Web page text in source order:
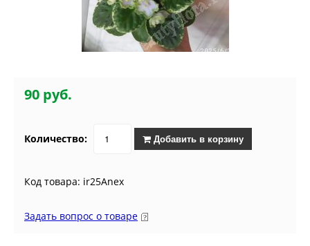
90 руб.
Количество: Добавить в корзину
Код товара: ir25Anex
Задать вопрос о товаре